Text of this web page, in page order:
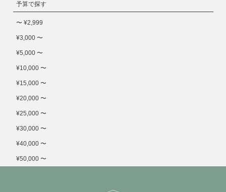
予算で探す
〜 ¥2,999
¥3,000 〜
¥5,000 〜
¥10,000 〜
¥15,000 〜
¥20,000 〜
¥25,000 〜
¥30,000 〜
¥40,000 〜
¥50,000 〜